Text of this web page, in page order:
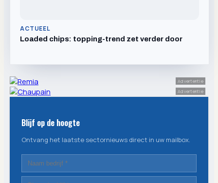
ACTUEEL
Loaded chips: topping-trend zet verder door
Advertentie
Advertentie
Blijf op de hoogte
Ontvang het laatste sectornieuws direct in uw mailbox.